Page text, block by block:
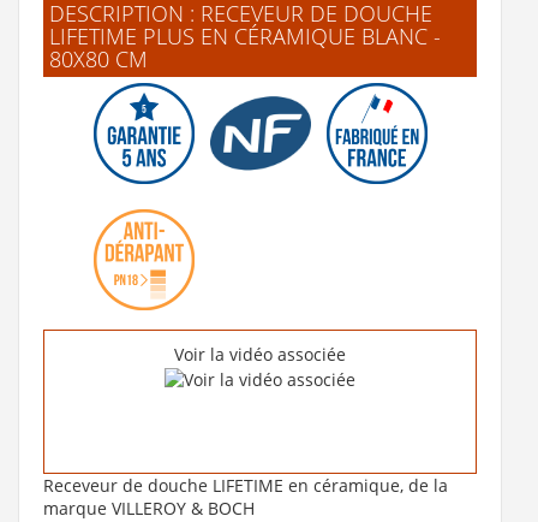
Bonde de douche SLIM+ extra-plate
69 €
DESCRIPTION : RECEVEUR DE DOUCHE
LIFETIME PLUS EN CÉRAMIQUE BLANC -
80X80 CM
Voir la vidéo associée
Receveur de douche LIFETIME en céramique, de la
marque VILLEROY & BOCH